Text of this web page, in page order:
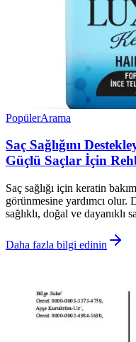
PopülerArama
Saç Sağlığını
Güçlü Saçlar İçin
Saç sağlığı için keratin
görünmesine yardımcı
sağlıklı, doğal ve dayanıklı
Daha fazla bilgi edinin